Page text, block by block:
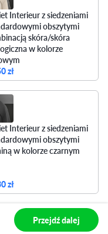
Interieur z siedzeniami
obszytymi
skóra/skóra
w kolorze
zł
Interieur z siedzeniami
obszytymi
w kolorze czarnym
zł
Przejdź dalej